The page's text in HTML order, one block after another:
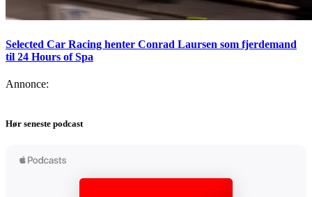
Selected Car Racing henter Conrad Laursen som fjerdemand
til 24 Hours of Spa
Annonce:
Hør seneste podcast